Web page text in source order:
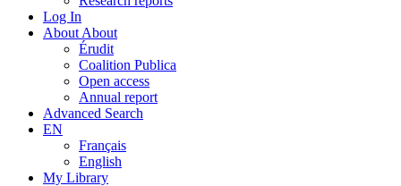
Log In
About About
Érudit
Coalition Publica
Open access
Annual report
Advanced Search
EN
Français
English
My Library